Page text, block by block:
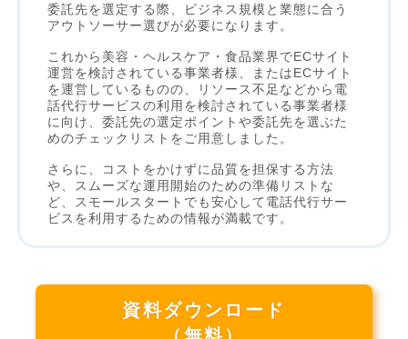
委託先を選定する際、ビジネス規模と業態に合う
アウトソーサー選びが必要になります。
これから美容・ヘルスケア・食品業界でECサイト
運営を検討されている事業者様、またはECサイト
を運営しているものの、リソース不足などから電
話代行サービスの利用を検討されている事業者様
に向け、委託先の選定ポイントや委託先を選ぶた
めのチェックリストをご用意しました。
さらに、コストをかけずに品質を担保する方法
や、スムーズな運用開始のための準備リストな
ど、スモールスタートでも安心して電話代行サー
ビスを利用するための情報が満載です。
資料ダウンロード